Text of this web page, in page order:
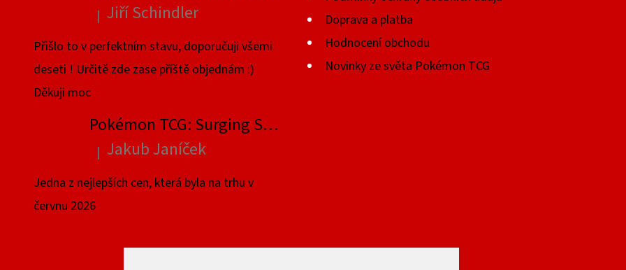
Hodnocení produktu je 5 z 5 hvězdiček.
| Jiří Schindler
Přišlo to v perfektním stavu, doporučuji všemi
deseti ! Určitě zde zase příště objednám :)
Děkuji moc
Pokémon TCG: Surging Sparks Elite Trainer Box
Hodnocení produktu je 4 z 5 hvězdiček.
| Jakub Janíček
Jedna z nejlepších cen, která byla na trhu v
červnu 2026
Doprava a platba
Hodnocení obchodu
Novinky ze světa Pokémon TCG